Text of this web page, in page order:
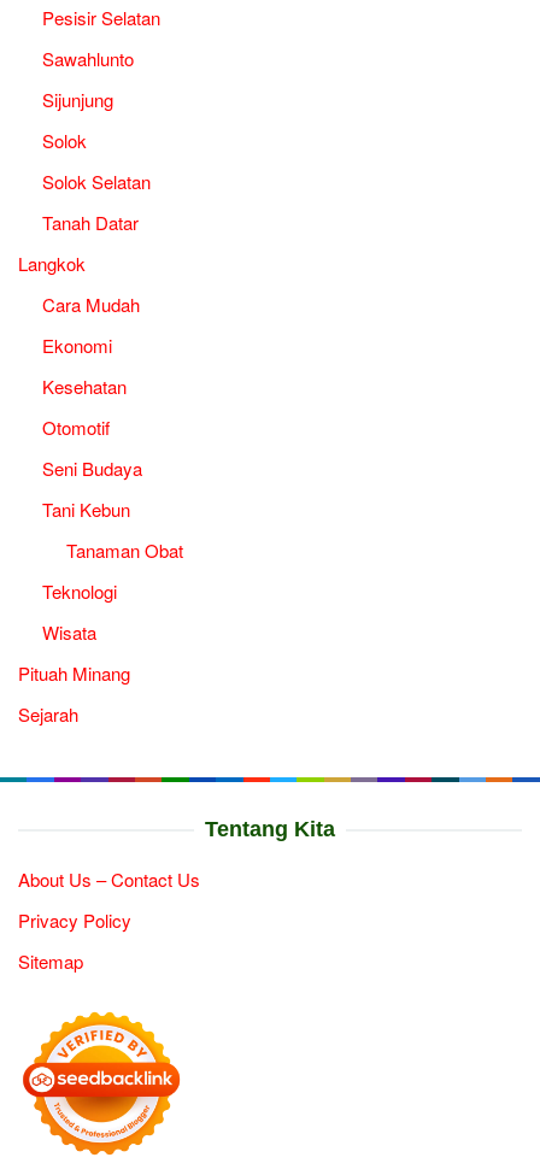
Pesisir Selatan
Sawahlunto
Sijunjung
Solok
Solok Selatan
Tanah Datar
Langkok
Cara Mudah
Ekonomi
Kesehatan
Otomotif
Seni Budaya
Tani Kebun
Tanaman Obat
Teknologi
Wisata
Pituah Minang
Sejarah
Tentang Kita
About Us – Contact Us
Privacy Policy
Sitemap